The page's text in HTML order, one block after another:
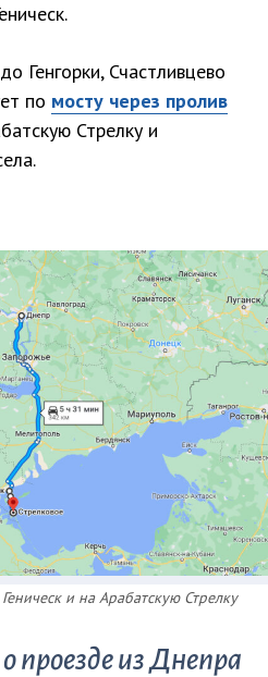
Генгорки, Счастливцево
по мосту через пролив
Стрелку и
и на Арабатскую Стрелку
проезде из Днепра